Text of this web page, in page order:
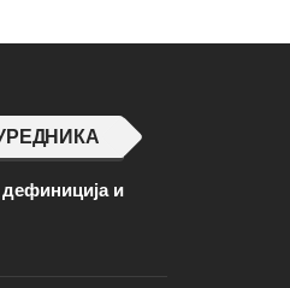
дефиниција и